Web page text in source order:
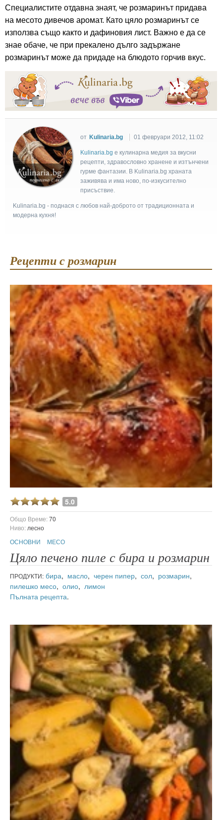
Специалистите отдавна знаят, че розмаринът придава
на месото дивечов аромат. Като цяло розмаринът се
използва също както и дафиновия лист. Важно е да се
знае обаче, че при прекалено дълго задържане
розмаринът може да придаде на блюдото горчив вкус.
от Kulinaria.bg 01 февруари 2012, 11:02
Kulinaria.bg e кулинарна медия за вкусни
рецепти, здравословно хранене и изтънчени
гурме фантазии. В Kulinaria.bg храната
заживява и има ново, по-изкусително
присъствие.
Kulinaria.bg - поднася с любов най-доброто от традиционната и
модерна кухня!
Рецепти с розмарин
5.0
Общо Време:70
Ниво: лесно
ОСНОВНИ
МЕСО
Цяло печено пиле с бира и розмарин
ПРОДУКТИ: бира, масло, черен пипер, сол, розмарин,
пилешко месо, олио, лимон
Пълната рецепта.